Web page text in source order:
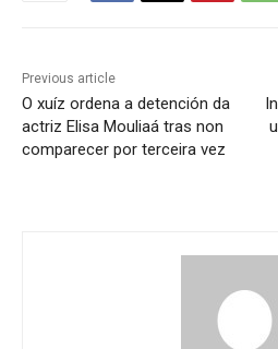
Previous article
O xuíz ordena a detención da
actriz Elisa Mouliaá tras non
comparecer por terceira vez